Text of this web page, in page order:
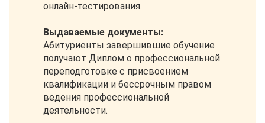
онлайн-тестирования.
Выдаваемые документы:
Абитуриенты завершившие обучение
получают Диплом о профессиональной
переподготовке с присвоением
квалификации и бессрочным правом
ведения профессиональной
деятельности.